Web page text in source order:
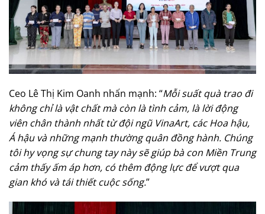
Ceo Lê Thị Kim Oanh nhấn mạnh: “Mỗi suất quà trao đi
không chỉ là vật chất mà còn là tình cảm, là lời động
viên chân thành nhất từ đội ngũ VinaArt, các Hoa hậu,
Á hậu và những mạnh thường quân đồng hành. Chúng
tôi hy vọng sự chung tay này sẽ giúp bà con Miền Trung
cảm thấy ấm áp hơn, có thêm động lực để vượt qua
gian khó và tái thiết cuộc sống.”